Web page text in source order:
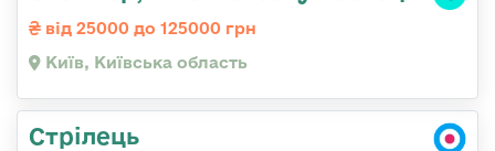
від 25000 до 125000 грн
Київ, Київська область
Стрілець